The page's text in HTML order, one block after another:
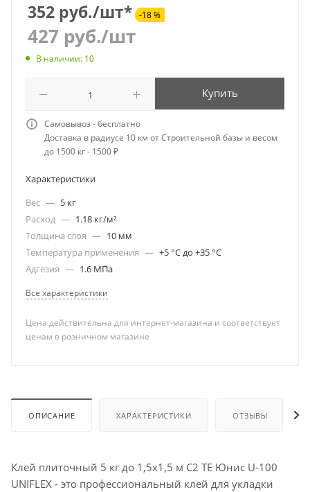
352 руб./шт* -18 %
427 руб./шт
В наличии: 10
Купить
Самовывоз - бесплатно
Доставка в радиусе 10 км от Строительной базы и весом
до 1500 кг - 1500 ₽
Характеристики
Вес — 5 кг
Расход — 1.18 кг/м²
Толщина слоя — 10 мм
Температура применения — +5 °С до +35 °С
Адгезия — 1.6 МПа
Все характеристики
Цена действительна для интернет-магазина и соответствует
ценам в розничном магазине
ОПИСАНИЕ ХАРАКТЕРИСТИКИ ОТЗЫВЫ
Клей плиточный 5 кг до 1,5х1,5 м С2 ТЕ Юнис U-100
UNIFLEX - это профессиональный клей для укладки